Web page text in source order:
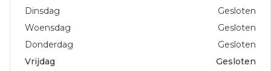
Dinsdag
Gesloten
Woensdag
Gesloten
Donderdag
Gesloten
Vrijdag
Gesloten